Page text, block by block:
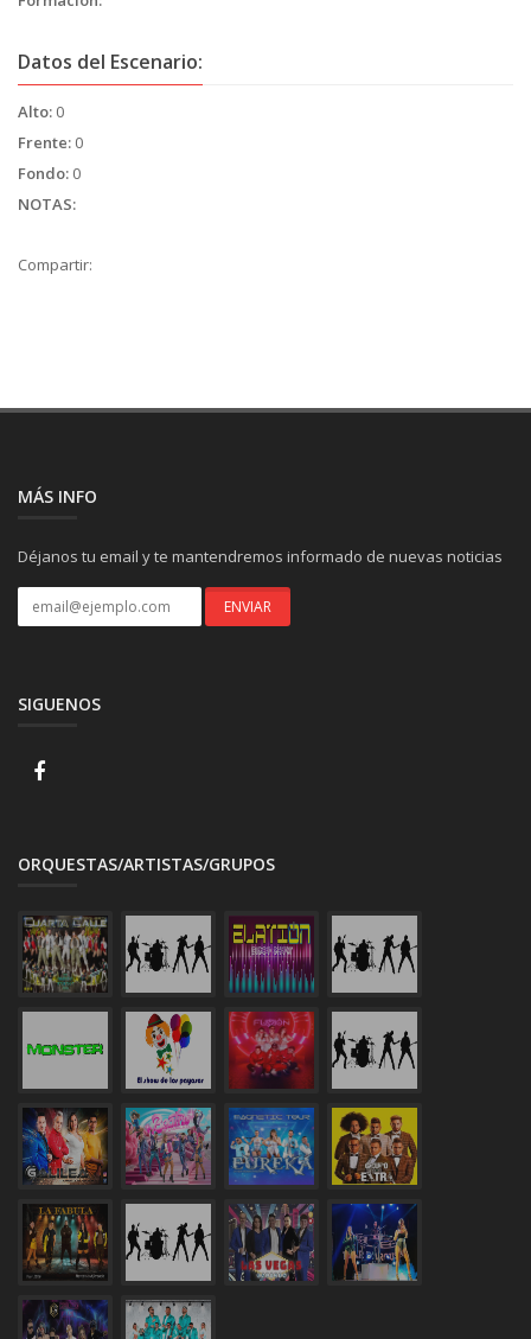
Datos del Escenario:
Alto: 0
Frente: 0
Fondo: 0
NOTAS:
Compartir:
MÁS INFO
Déjanos tu email y te mantendremos informado de nuevas noticias
SIGUENOS
ORQUESTAS/ARTISTAS/GRUPOS